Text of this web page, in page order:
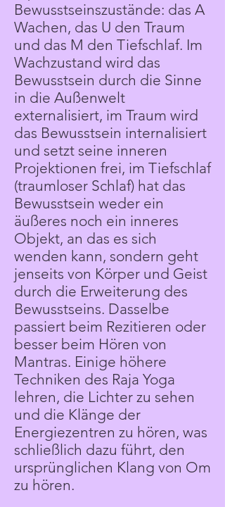
Bewusstseinszustände: das A
Wachen, das U den Traum
und das M den Tiefschlaf. Im
Wachzustand wird das
Bewusstsein durch die Sinne
in die Außenwelt
externalisiert, im Traum wird
das Bewusstsein internalisiert
und setzt seine inneren
Projektionen frei, im Tiefschlaf
(traumloser Schlaf) hat das
Bewusstsein weder ein
äußeres noch ein inneres
Objekt, an das es sich
wenden kann, sondern geht
jenseits von Körper und Geist
durch die Erweiterung des
Bewusstseins. Dasselbe
passiert beim Rezitieren oder
besser beim Hören von
Mantras. Einige höhere
Techniken des Raja Yoga
lehren, die Lichter zu sehen
und die Klänge der
Energiezentren zu hören, was
schließlich dazu führt, den
ursprünglichen Klang von Om
zu hören.